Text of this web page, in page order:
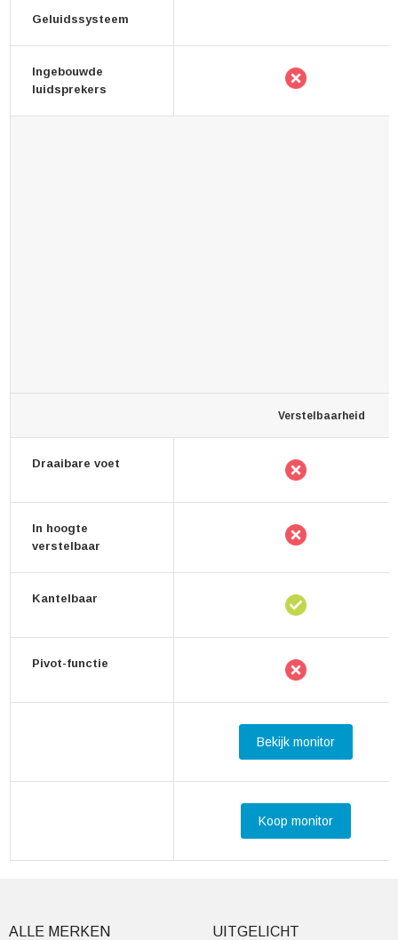
Geluidssysteem
Ingebouwde
luidsprekers
Verstelbaarheid
Draaibare voet
In hoogte
verstelbaar
Kantelbaar
Pivot-functie
Bekijk monitor
Koop monitor
ALLE MERKEN UITGELICHT